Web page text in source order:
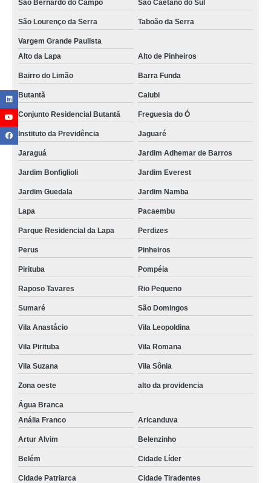
São Bernardo do Campo São Caetano do Sul
São Lourenço da Serra Taboão da Serra
Vargem Grande Paulista
Alto da Lapa
Alto de Pinheiros
Bairro do Limão Barra Funda
Butantã Caiubi
Conjunto Residencial Butantã Freguesia do Ó
Instituto da Previdência Jaguaré
Jaraguá Jardim Adhemar de Barros
Jardim Bonfiglioli Jardim Everest
Jardim Guedala Jardim Namba
Lapa Pacaembu
Parque Residencial da Lapa Perdizes
Perus Pinheiros
Pirituba Pompéia
Raposo Tavares Rio Pequeno
Sumaré São Domingos
Vila Anastácio Vila Leopoldina
Vila Pirituba Vila Romana
Vila Suzana Vila Sônia
Zona oeste alto da providencia
Água Branca
Anália Franco
Aricanduva
Artur Alvim Belenzinho
Belém Cidade Líder
Cidade Patriarca Cidade Tiradentes